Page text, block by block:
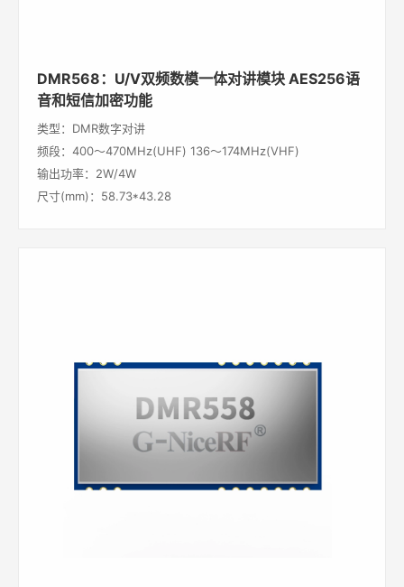
DMR568：U/V双频数模一体对讲模块 AES256语
音和短信加密功能
类型：DMR数字对讲
频段：400～470MHz(UHF) 136～174MHz(VHF)
输出功率：2W/4W
尺寸(mm)：58.73*43.28